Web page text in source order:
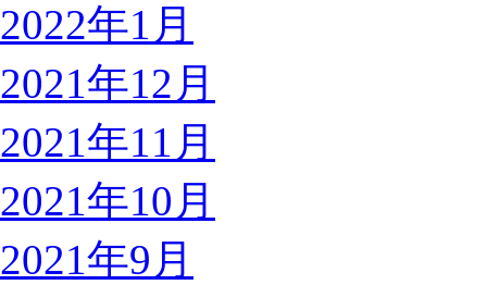
2022年1月
2021年12月
2021年11月
2021年10月
2021年9月